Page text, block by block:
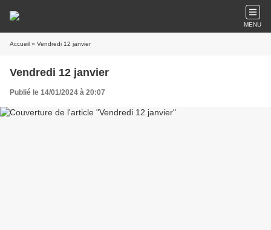
MENU
Accueil » Vendredi 12 janvier
Vendredi 12 janvier
Publié le 14/01/2024 à 20:07